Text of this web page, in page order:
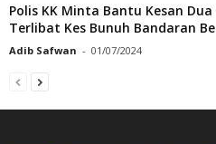
Polis KK Minta Bantu Kesan
Terlibat Kes Bunuh Bandaran
Adib Safwan - 01/07/2024